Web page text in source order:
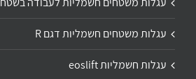
עגלות משטחים חשמליות דגם R
עגלות חשמליות eoslift